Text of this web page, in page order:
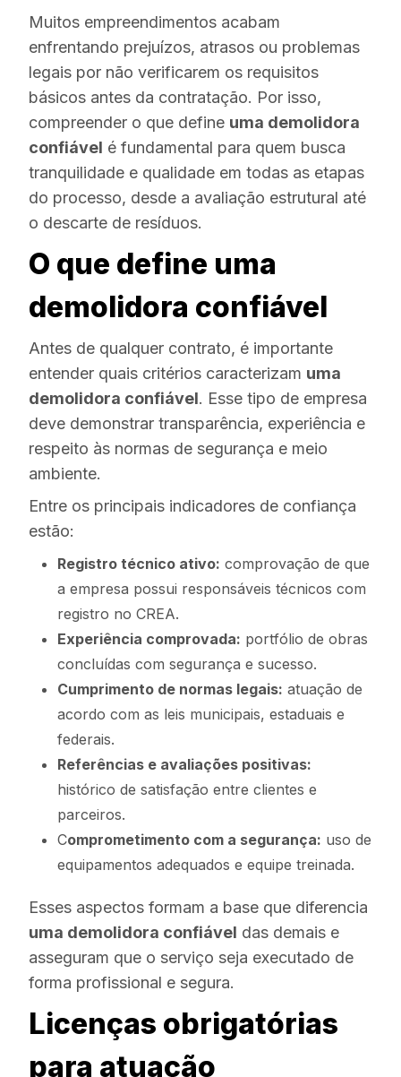
Muitos empreendimentos acabam
enfrentando prejuízos, atrasos ou problemas
legais por não verificarem os requisitos
básicos antes da contratação. Por isso,
compreender o que define uma demolidora
confiável é fundamental para quem busca
tranquilidade e qualidade em todas as etapas
do processo, desde a avaliação estrutural até
o descarte de resíduos.
O que define uma
demolidora confiável
Antes de qualquer contrato, é importante
entender quais critérios caracterizam uma
demolidora confiável. Esse tipo de empresa
deve demonstrar transparência, experiência e
respeito às normas de segurança e meio
ambiente.
Entre os principais indicadores de confiança
estão:
Registro técnico ativo: comprovação de que
a empresa possui responsáveis técnicos com
registro no CREA.
Experiência comprovada: portfólio de obras
concluídas com segurança e sucesso.
Cumprimento de normas legais: atuação de
acordo com as leis municipais, estaduais e
federais.
Referências e avaliações positivas:
histórico de satisfação entre clientes e
parceiros.
Comprometimento com a segurança: uso de
equipamentos adequados e equipe treinada.
Esses aspectos formam a base que diferencia
uma demolidora confiável das demais e
asseguram que o serviço seja executado de
forma profissional e segura.
Licenças obrigatórias
para atuação